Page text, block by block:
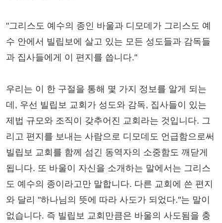
"그리스도 예수의 종인 바울과 디모데가 그리스도 예
수 안에서 빌립보에 살고 있는 모든 성도들과 감독들
과 집사들에게 이 편지를 씁니다."
우리는 이 한 구절을 통해 몇 가지 정보를 알게 되는
데, 우선 빌립보 교회가 성도와 감독, 집사들이 있는
제법 규모와 조직이 갖추어진 교회라는 것입니다. 그
리고 편지를 보내는 사람으로 디모데도 언급함으로써
빌립보 교회를 함께 섬긴 동역자의 소중함도 깨닫게
됩니다. 또 바울이 자신을 소개하는 말에서는 그리스
도 예수의 종이라고만 말합니다. 다른 교회에 쓴 편지
와 달리 "하나님의 뜻에 따라 사도가 되었다."는 말이
없습니다. 즉 빌립보 교회만큼은 바울의 사도됨을 충